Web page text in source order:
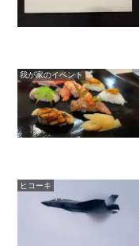
我が家のイベント
ヒコーキ